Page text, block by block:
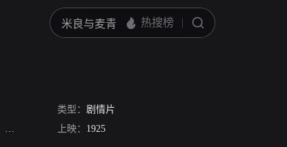
类型： 剧情片
秋田伸一 Ryuji Ishiyama
上映： 1925